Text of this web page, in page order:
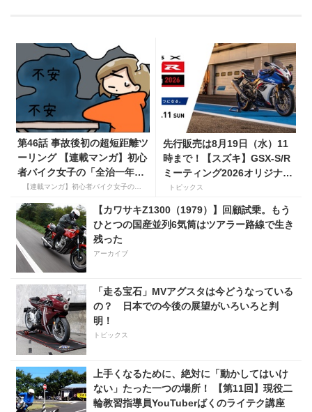
第46話 事故後初の超短距離ツ
ーリング 【連載マンガ】初心
者バイク女子の「全治一年」
から始める起死回生日記
先行販売は8月19日（水）11
時まで！【スズキ】GSX-S/R
ミーティング2026オリジナル
グッズを手に入れよう！
トピックス
【カワサキZ1300（1979）】回顧試乗。もう
ひとつの国産並列6気筒はツアラー路線で生き
残った
アーカイブ
「走る宝石」MVアグスタは今どうなっている
の？ 日本での今後の展望がいろいろと判
明！
トピックス
上手くなるために、絶対に「動かしてはいけ
ない」たった一つの場所！ 【第11回】現役二
輪教習指導員YouTuberばくのライテク講座